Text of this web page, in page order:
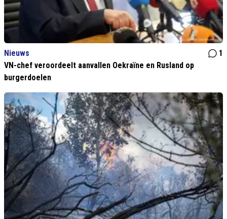
Nieuws
1
VN-chef veroordeelt aanvallen Oekraïne en Rusland op
burgerdoelen